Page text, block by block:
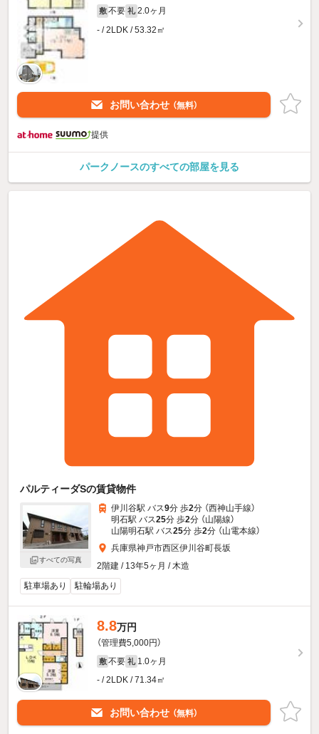
敷 不要 礼 2.0ヶ月
- / 2LDK / 53.32㎡
お問い合わせ （無料）
提供
パークノースのすべての部屋を見る
パルティーダSの賃貸物件
すべての写真
伊川谷駅 バス9分 歩2分 （西神山手線）
明石駅 バス25分 歩2分 （山陽線）
山陽明石駅 バス25分 歩2分 （山電本線）
兵庫県神戸市西区伊川谷町長坂
2階建 / 13年5ヶ月 / 木造
駐車場あり
駐輪場あり
8.8万円
（管理費5,000円）
敷 不要 礼 1.0ヶ月
- / 2LDK / 71.34㎡
お問い合わせ （無料）